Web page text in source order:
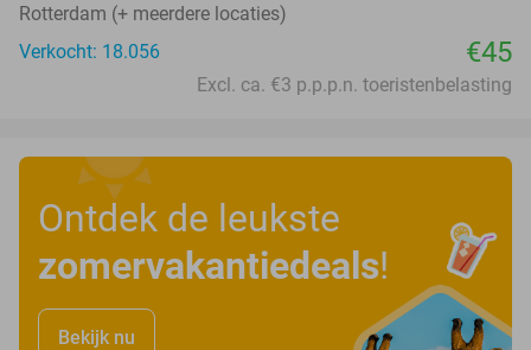
Rotterdam (+ meerdere locaties)
Verkocht: 18.056
€45
Excl. ca. €3 p.p.p.n. toeristenbelasting
Ontdek de leukste
zomervakantiedeals!
Bekijk nu